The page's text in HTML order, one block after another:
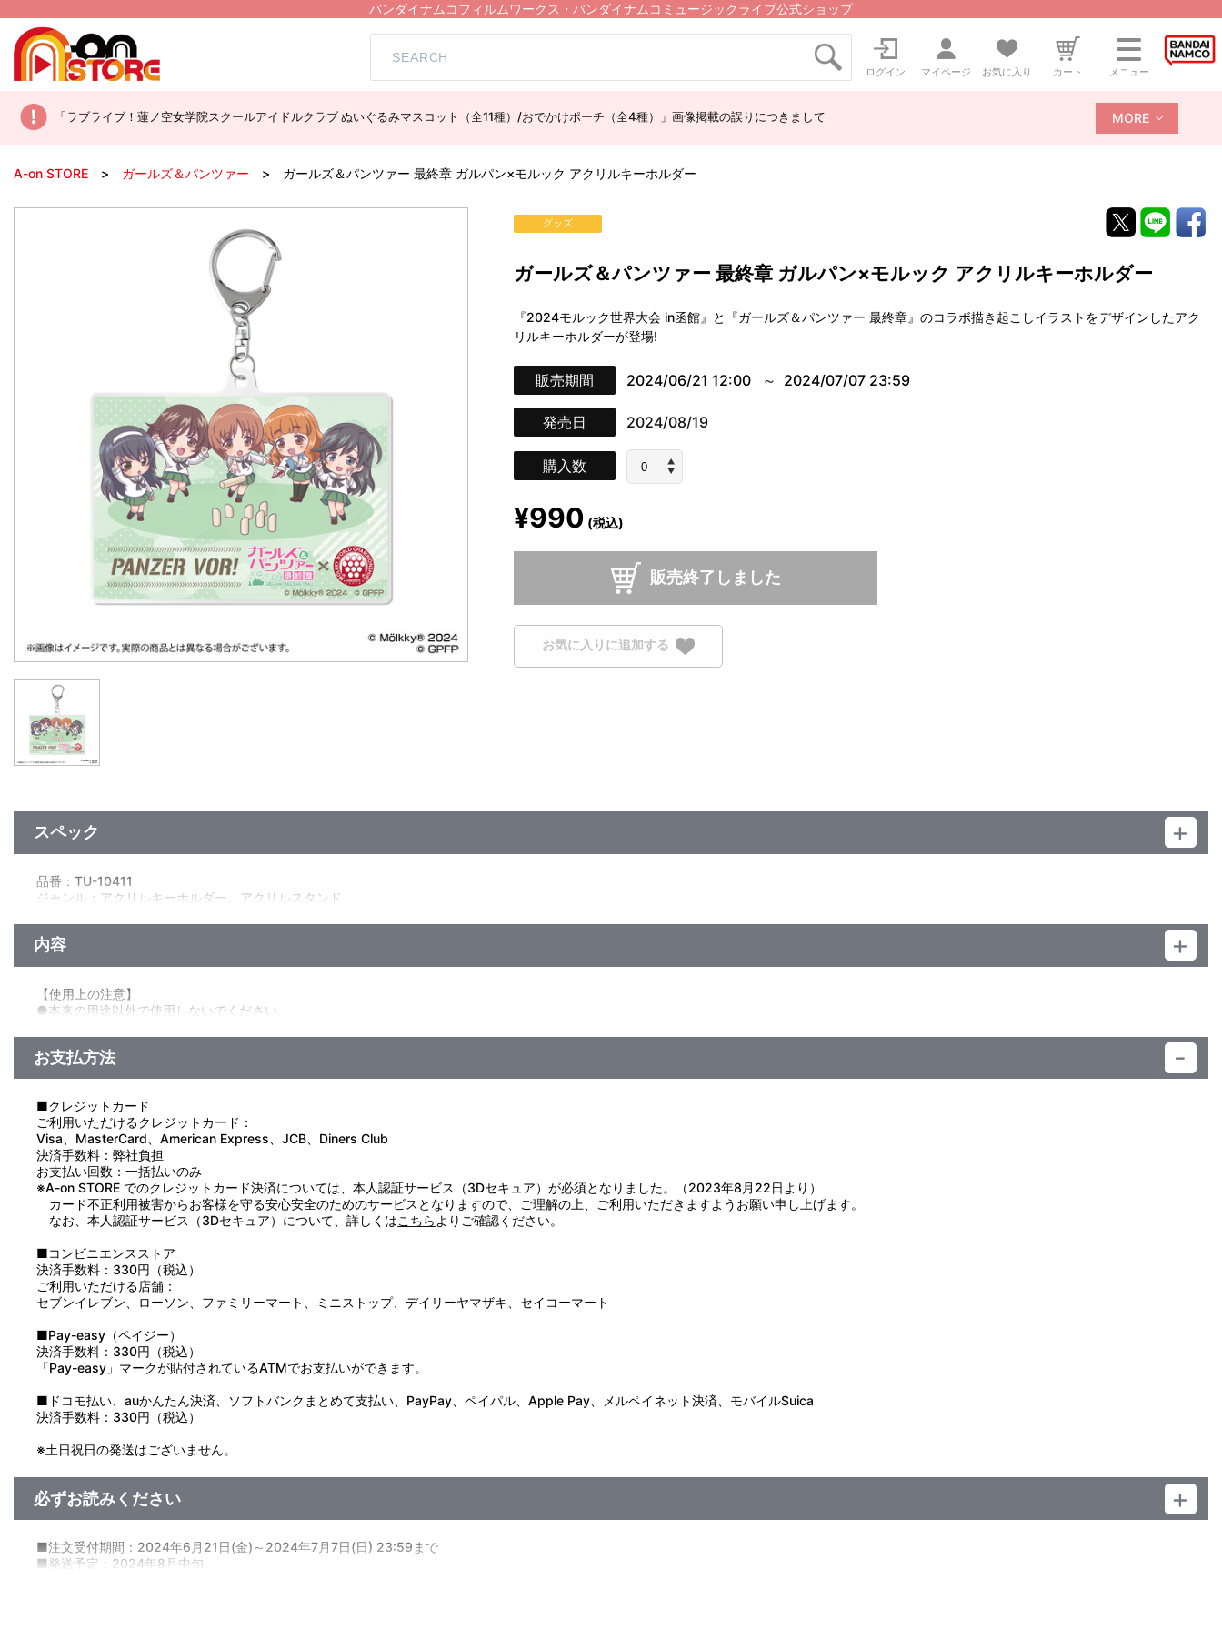
バンダイナムコフィルムワークス・バンダイナムコミュージックライブ公式ショップ
ログイン マイページ お気に入り カート メニュー
「ラブライブ！蓮ノ空女学院スクールアイドルクラブ ぬいぐるみマスコット（全11種）/おでかけポーチ（全4種）」画像掲載の誤りにつきまして MORE
A-on STORE ガールズ＆パンツァー ガールズ＆パンツァー 最終章 ガルパン×モルック アクリルキーホルダー
グッズ
ガールズ＆パンツァー 最終章 ガルパン×モルック アクリルキーホルダー
『2024モルック世界大会 in函館』と『ガールズ＆パンツァー 最終章』のコラボ描き起こしイラストをデザインしたアク
リルキーホルダーが登場!
販売期間 2024/06/21 12:00 2024/07/07 23:59
発売日 2024/08/19
購入数
¥990 (税込)
販売終了しました
お気に入りに追加する
スペック
品番：TU-10411
ジャンル：アクリルキーホルダー、アクリルスタンド
生産国：日本
内容
【使用上の注意】
●本来の用途以外で使用しないでください。
●ケガや破損の原因になることがありますので、重いものをぶら下げたり、無理に引っ張ったりしないでください。
●高温多湿、直射日光を避け、お子様の手の届かないところに保管してください。
●汚れた場合は、水や薄めた中性洗剤を含ませ固く絞った布でやさしく拭きとってください。
●ベンジンやシンナー、アルコール系溶剤などを使用しますと、変色・変形・破損の原因になりますのでお避けください。
お支払方法
■クレジットカード
ご利用いただけるクレジットカード：
Visa、MasterCard、American Express、JCB、Diners Club
決済手数料：弊社負担
お支払い回数：一括払いのみ
※A-on STORE でのクレジットカード決済については、本人認証サービス（3Dセキュア）が必須となりました。（2023年8月22日より）
カード不正利用被害からお客様を守る安心安全のためのサービスとなりますので、ご理解の上、ご利用いただきますようお願い申し上げます。
なお、本人認証サービス（3Dセキュア）について、詳しくはこちらよりご確認ください。
■コンビニエンスストア
決済手数料：330円（税込）
ご利用いただける店舗：
セブンイレブン、ローソン、ファミリーマート、ミニストップ、デイリーヤマザキ、セイコーマート
■Pay-easy（ペイジー）
決済手数料：330円（税込）
「Pay-easy」マークが貼付されているATMでお支払いができます。
■ドコモ払い、auかんたん決済、ソフトバンクまとめて支払い、PayPay、ペイパル、Apple Pay、メルペイネット決済、モバイルSuica
決済手数料：330円（税込）
※土日祝日の発送はございません。
必ずお読みください
■注文受付期間：2024年6月21日(金)～2024年7月7日(日) 23:59まで
■発送予定：2024年8月中旬